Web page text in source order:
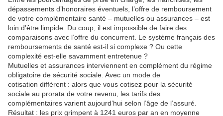
dépassements d’honoraires éventuels, l’offre de remboursement
de votre complémentaire santé – mutuelles ou assurances – est
loin d’être limpide. Du coup, il est impossible de faire des
comparaisons avec l’offre du concurrent. Le système français des
remboursements de santé est-il si complexe ? Ou cette
complexité est-elle savamment entretenue ?
Mutuelles et assurances interviennent en complément du régime
obligatoire de sécurité sociale. Avec un mode de
cotisation différent : alors que vous cotisez pour la sécurité
sociale au prorata de votre revenu, les tarifs des
complémentaires varient aujourd’hui selon l’âge de l’assuré.
Résultat : les prix grimpent à 1241 euros par an en moyenne